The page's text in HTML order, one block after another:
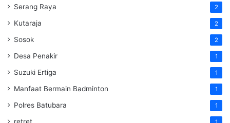
Serang Raya 2
Kutaraja 2
Sosok 2
Desa Penakir 1
Suzuki Ertiga 1
Manfaat Bermain Badminton 1
Polres Batubara 1